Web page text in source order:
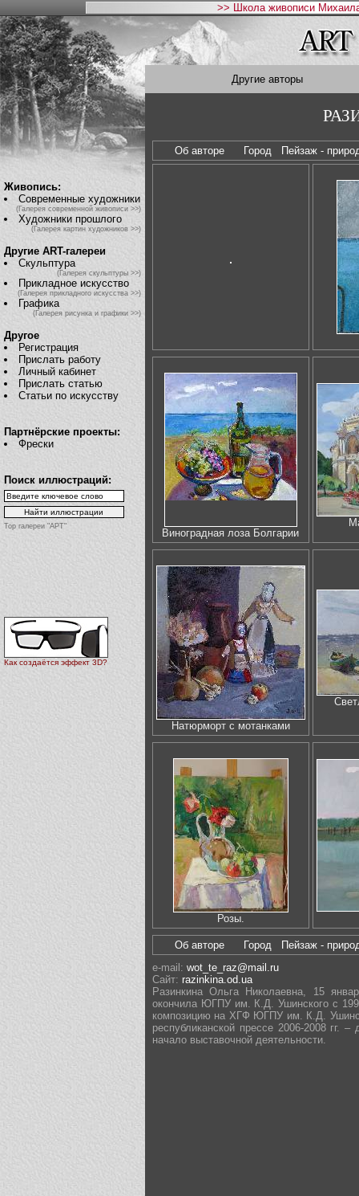
>> Школа живописи
Живопись:
Современные художники
(Галерея современной живописи >>)
Художники прошлого
(Галерея картин художников >>)
Другие ART-галереи
Скульптура
(Галерея скульптуры >>)
Прикладное искусство
(Галерея прикладного искусства >>)
Графика
(Галерея рисунка и графики >>)
Другое
Регистрация
Прислать работу
Личный кабинет
Прислать статью
Статьи по искусству
Партнёрские проекты:
Фрески
Поиск иллюстраций:
Top галереи "АРТ"
Как создаётся эффект 3D?
Другие авторы
Об авторе Город Пейзаж -
Виноградная лоза Болгарии
Натюрморт с мотанками
Розы.
Об авторе Город
Пейзаж -
e-mail: wot_te_raz@mail.ru
Сайт: razinkina.od.ua
Разинкина Ольга Николаевна, 15
окончила ЮГПУ им. К.Д. Ушинского с
композицию на ХГФ ЮГПУ им. К.Д.
республиканской прессе 2006-2008 гг.
начало выставочной деятельности.